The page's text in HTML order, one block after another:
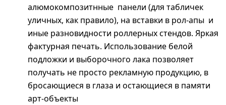
алюмокомпозитнные панели (для табличек
уличных, как правило), на вставки в рол-апы и
иные разновидности роллерных стендов. Яркая
фактурная печать. Использование белой
подложки и выборочного лака позволяет
получать не просто рекламную продукцию, в
бросающиеся в глаза и остающиеся в памяти
арт-объекты